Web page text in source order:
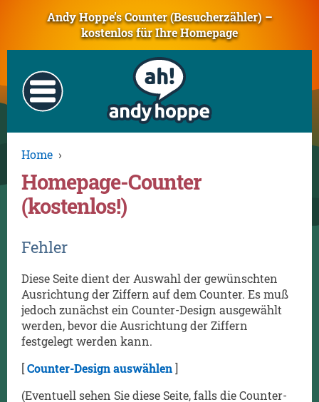
Andy Hoppe’s Counter (Besucherzähler) –
kostenlos für Ihre Homepage
Home ›
Homepage-Counter
(kostenlos!)
Fehler
Diese Seite dient der Auswahl der gewünschten
Ausrichtung der Ziffern auf dem Counter. Es muß
jedoch zunächst ein Counter-Design ausgewählt
werden, bevor die Ausrichtung der Ziffern
festgelegt werden kann.
[Counter-Design auswählen]
(Eventuell sehen Sie diese Seite, falls die Counter-